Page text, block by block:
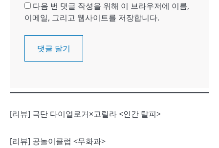
다음 번 댓글 작성을 위해 이 브라우저에 이름,
이메일, 그리고 웹사이트를 저장합니다.
[리뷰] 극단 다이얼로거×고릴라 <인간 탈피>
[리뷰] 공놀이클럽 <무화과>